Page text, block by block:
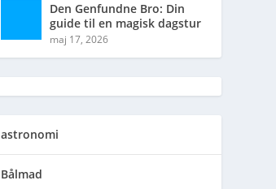
Den Genfundne Bro: Din
guide til en magisk dagstur
maj 17, 2026
astronomi
Bålmad